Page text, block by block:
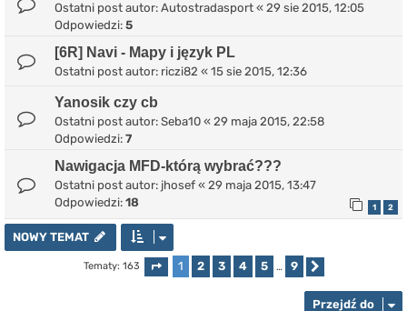
Ostatni post autor: Autostradasport « 29 sie 2015, 12:05
Odpowiedzi: 5
[6R] Navi - Mapy i język PL
Ostatni post autor: riczi82 « 15 sie 2015, 12:36
Yanosik czy cb
Ostatni post autor: Seba10 « 29 maja 2015, 22:58
Odpowiedzi: 7
Nawigacja MFD-którą wybrać???
Ostatni post autor: jhosef « 29 maja 2015, 13:47
Odpowiedzi: 18 1 2
NOWY TEMAT
Tematy: 163 Strona z9
1 2 3 4 5 … 9
Przejdź do